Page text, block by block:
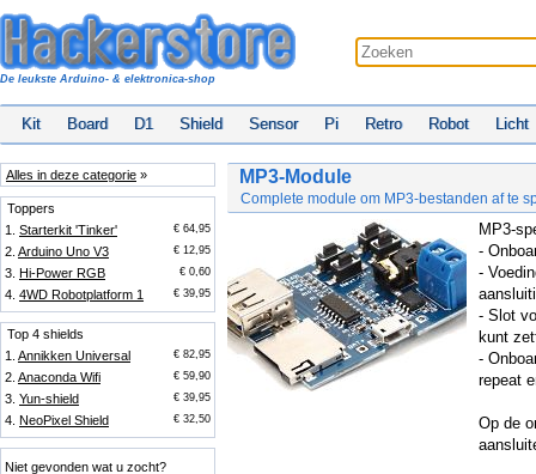
De leukste Arduino- & elektronica-shop
Kit Board D1 Shield Sensor Pi Retro Robot Licht
Alles in deze categorie »
Toppers
1. Starterkit 'Tinker' € 64,95
2. Arduino Uno V3 € 12,95
3. Hi-Power RGB € 0,60
4. 4WD Robotplatform 1 € 39,95
Top 4 shields
1. Annikken Universal € 82,95
2. Anaconda Wifi € 59,90
3. Yun-shield € 39,95
4. NeoPixel Shield € 32,50
Niet gevonden wat u zocht?
MP3-Module
Complete module om MP3-bestanden af te
MP3-
-
-
- Slot
kunt
-
repeat
Op de